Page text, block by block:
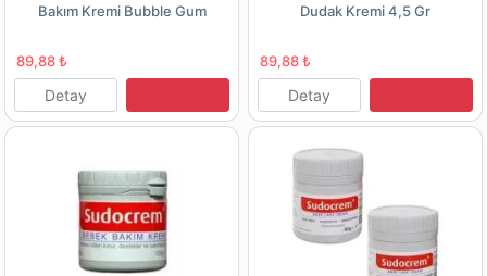
Bakım Kremi Bubble Gum
89,88 ₺
Detay
Dudak Kremi 4,5 Gr
89,88 ₺
Detay